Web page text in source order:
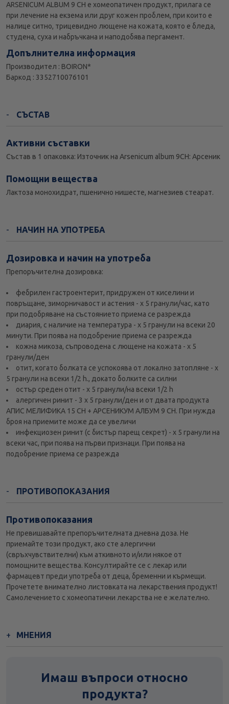
ARSENICUM ALBUM 9 CH е хомеопатичен продукт, прилага се
при лечение на екзема или друг кожен проблем, при които е
налице ситно, трицевидно лющене на кожата, която е бледа,
студена, суха и набръчкана и наподобява пергамент.
Допълнителна информация
Производител : BOIRON*
Баркод : 3352710076101
СЪСТАВ
Активни съставки
Състав в 1 опаковка: Източник на Arsenicum album 9CH: Арсеник
Помощни вещества
Лактоза монохидрат, пшенично нишесте, магнезиев стеарат.
НАЧИН НА УПОТРЕБА
Дозировка и начин на употреба
Препоръчителна дозировка:
фебрилен гастроентерит, придружен от киселини и
повръщане, зиморничавост и астения - х 5 гранули/час, като
при подобряване на състоянието приема се разрежда
диария, с наличие на температура - х 5 гранули на всеки 20
минути. При поява на подобрение приема се разрежда
кожна микоза, съпроводена с лющене на кожата - х 5
гранули/ден
отит, когато болката се успокоява от локално затопляне - х
5 гранули на всеки 1/2 h., докато болките са силни
остър среден отит - х 5 гранули/на всеки 1/2 h
алергичен ринит - 3 х 5 гранули/ден и от двата продукта
АПИС МЕЛИФИКА 15 СН + АРСЕНИКУМ АЛБУМ 9 СН. При нужда
броя на приемите може да се увеличи
инфекциозен ринит (с бистър парещ секрет) - х 5 гранули на
всеки час, при поява на първи признаци. При поява на
подобрение приема се разрежда
ПРОТИВОПОКАЗАНИЯ
Противопоказания
Не превишавайте препоръчителната дневна доза. Не
приемайте този продукт, ако сте алергични
(свръхчувствителни) към аткивното и/или някое от
помощните вещества. Консултирайте се с лекар или
фармацевт преди употреба от деца, бременни и кърмещи.
Прочетете внимателно листовката на лекарствения продукт!
Самолечението с хомеопатични лекарства не е желателно.
МНЕНИЯ
Имаш въпроси относно
продукта?